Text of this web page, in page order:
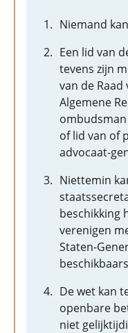
Niemand
Een lid van
tevens zijn
van de Raad
Algemene
of lid van of
advocaat-
Niettemin
beschikking
verenigen
Staten-
De wet kan
openbare
niet